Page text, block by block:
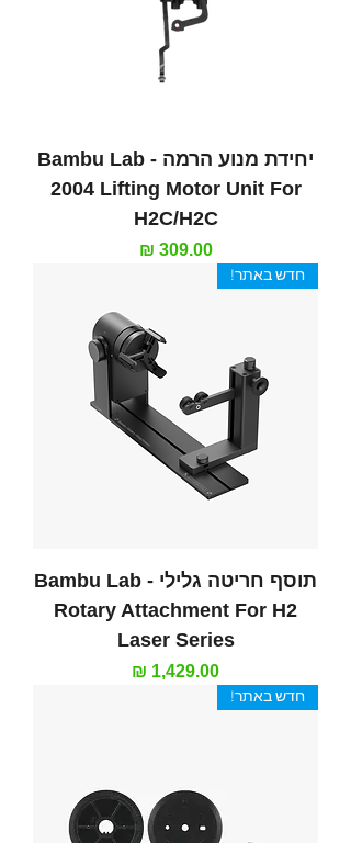
יחידת מנוע הרמה - Bambu Lab
2004 Lifting Motor Unit For
H2C/H2C
מחיר‏309.00 ‏₪
חדש באתר!
תוסף חריטה גלילי - Bambu Lab
Rotary Attachment For H2
Laser Series
מחיר
חדש באתר!